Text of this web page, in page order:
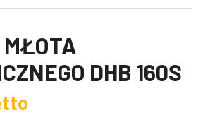
MŁOTA
DHB 160S